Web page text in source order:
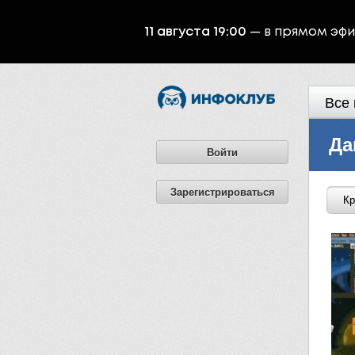
11 августа 19:00 — в прямом
Войти
Зарегистрироваться
Все